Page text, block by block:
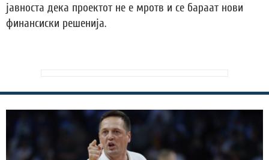
јавноста дека проектот не е мротв и се бараат нови
финансиски решенија.